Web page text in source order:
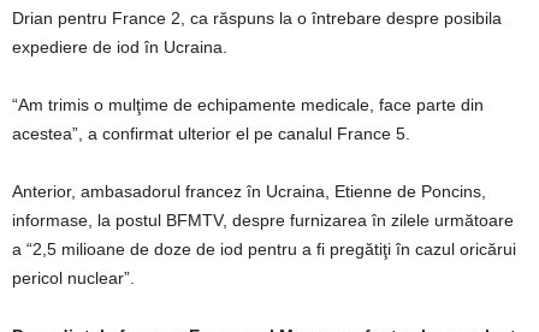
Drian pentru France 2, ca răspuns la o întrebare despre posibila
expediere de iod în Ucraina.
“Am trimis o mulţime de echipamente medicale, face parte din
acestea”, a confirmat ulterior el pe canalul France 5.
Anterior, ambasadorul francez în Ucraina, Etienne de Poncins,
informase, la postul BFMTV, despre furnizarea în zilele următoare
a “2,5 milioane de doze de iod pentru a fi pregătiţi în cazul oricărui
pericol nuclear”.